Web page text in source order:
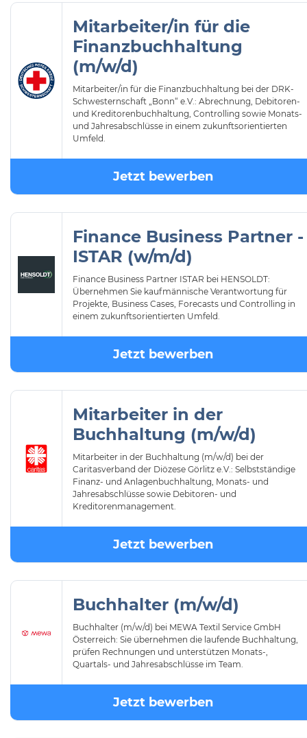
Mitarbeiter/in für die
Finanzbuchhaltung
(m/w/d)
Mitarbeiter/in für die Finanzbuchhaltung bei der DRK-
Schwesternschaft „Bonn“ e.V.: Abrechnung, Debitoren-
und Kreditorenbuchhaltung, Controlling sowie Monats-
und Jahresabschlüsse in einem zukunftsorientierten
Umfeld.
Jetzt bewerben
Finance Business Partner -
ISTAR (w/m/d)
Finance Business Partner ISTAR bei HENSOLDT:
Übernehmen Sie kaufmännische Verantwortung für
Projekte, Business Cases, Forecasts und Controlling in
einem zukunftsorientierten Umfeld.
Jetzt bewerben
Mitarbeiter in der
Buchhaltung (m/w/d)
Mitarbeiter in der Buchhaltung (m/w/d) bei der
Caritasverband der Diözese Görlitz e.V.: Selbstständige
Finanz- und Anlagenbuchhaltung, Monats- und
Jahresabschlüsse sowie Debitoren- und
Kreditorenmanagement.
Jetzt bewerben
Buchhalter (m/w/d)
Buchhalter (m/w/d) bei MEWA Textil Service GmbH
Österreich: Sie übernehmen die laufende Buchhaltung,
prüfen Rechnungen und unterstützen Monats-,
Quartals- und Jahresabschlüsse im Team.
Jetzt bewerben